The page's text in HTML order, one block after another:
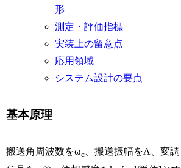
形
測定・評価指標
実装上の留意点
応用領域
システム設計の要点
基本原理
搬送角周波数をωc 、搬送振幅をA、変調